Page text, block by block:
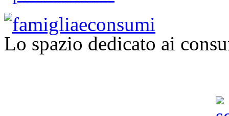
Lo spazio dedicato ai